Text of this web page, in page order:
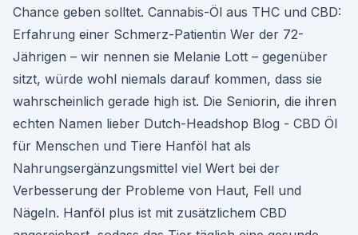
Chance geben solltet. Cannabis-Öl aus THC und CBD:
Erfahrung einer Schmerz-Patientin Wer der 72-
Jährigen – wir nennen sie Melanie Lott – gegenüber
sitzt, würde wohl niemals darauf kommen, dass sie
wahrscheinlich gerade high ist. Die Seniorin, die ihren
echten Namen lieber Dutch-Headshop Blog - CBD Öl
für Menschen und Tiere Hanföl hat als
Nahrungsergänzungsmittel viel Wert bei der
Verbesserung der Probleme von Haut, Fell und
Nägeln. Hanföl plus ist mit zusätzlichem CBD